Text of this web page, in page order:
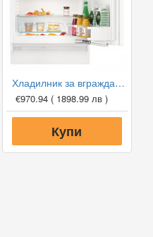
Хладилник за вграждане Liebherr UIKP 1550 Premium
€970.94 ( 1898.99 лв )
Купи